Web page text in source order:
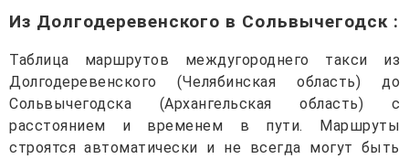
Из Долгодеревенского в Сольвычегодск :
Таблица маршрутов междугороднего такси из
Долгодеревенского (Челябинская область) до
Сольвычегодска (Архангельская область) с
расстоянием и временем в пути. Маршруты
строятся автоматически и не всегда могут быть